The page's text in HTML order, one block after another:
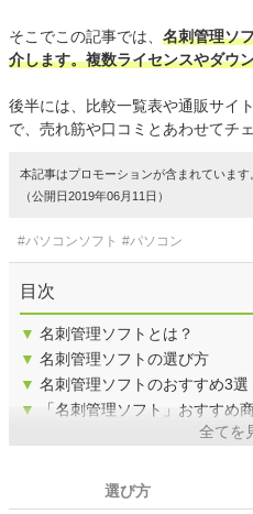
そこでこの記事では、 名刺管理ソ
介します。複数ライセンスやダウ
後半には、比較一覧表や通販サイ
で、売れ筋や口コミとあわせてチ
本記事はプロモーションが含まれていま
（公開日2019年06月11日）
#パソコンソフト #パソコン
目次
▼ 名刺管理ソフトとは？
▼ 名刺管理ソフトの選び方
▼ 名刺管理ソフトのおすすめ3選
▼
「名刺管理ソフト」おすすめ
全てを
選び方